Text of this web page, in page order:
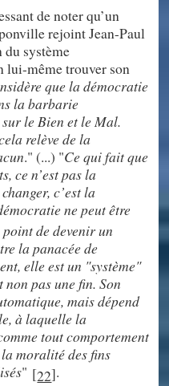
de noter qu’un
rejoint Jean-Paul
système
lui-même trouver son
que la démocratie
la barbarie
le Bien et le Mal.
relève de la
." (...) "Ce qui fait que
ce n’est pas la
c’est la
ne peut être
de devenir un
la panacée de
elle est un "système"
pas une fin. Son
mais dépend
à laquelle la
tout comportement
moralité des fins
" [22].